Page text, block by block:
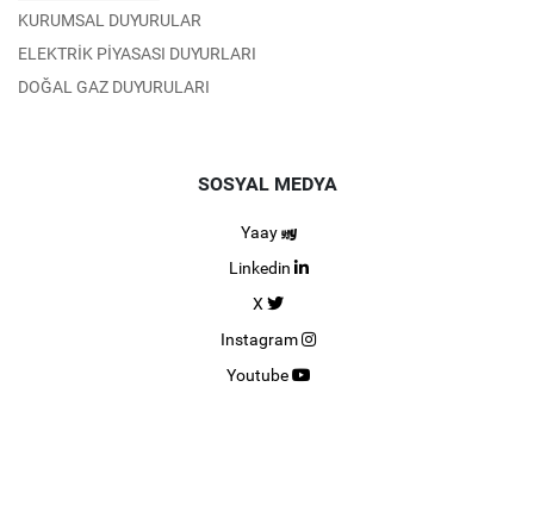
KURUMSAL DUYURULAR
ELEKTRİK PİYASASI DUYURLARI
DOĞAL GAZ DUYURULARI
SOSYAL MEDYA
Yaay
Linkedin
X
Instagram
Youtube